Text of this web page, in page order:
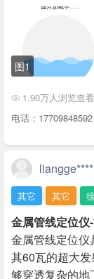
图1
1.90万人浏览查看
电话：17709848592
liangge****
其它 其它
金属管线定位仪
金属管线定位
其60瓦的超大
够穿透复杂的